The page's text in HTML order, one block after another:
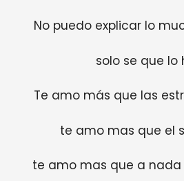
No puedo explicar lo
solo se que lo
Te amo más que las
te amo mas que el
te amo mas que a